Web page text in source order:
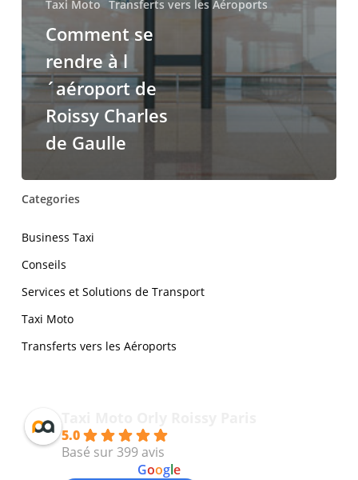
Taxi Moto Transferts vers les Aéroports
Comment se
rendre à l
´aéroport de
Roissy Charles
de Gaulle
Categories
Business Taxi
Conseils
Services et Solutions de Transport
Taxi Moto
Transferts vers les Aéroports
Taxi Moto Orly Roissy Paris
5.0
Basé sur 399 avis
Google